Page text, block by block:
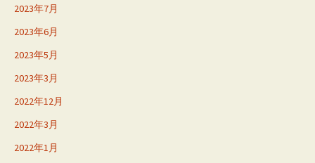
2023年7月
2023年6月
2023年5月
2023年3月
2022年12月
2022年3月
2022年1月